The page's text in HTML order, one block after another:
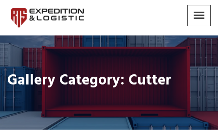
Gallery Category: Cutter